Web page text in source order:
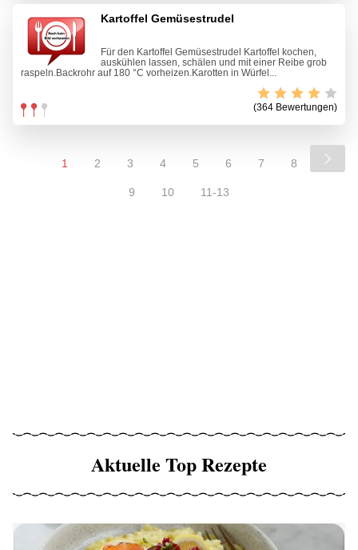
Kartoffel Gemüsestrudel
Für den Kartoffel Gemüsestrudel Kartoffel kochen,
auskühlen lassen, schälen und mit einer Reibe grob
raspeln.Backrohr auf 180 °C vorheizen.Karotten in Würfel...
(364 Bewertungen)
1 2 3 4 5 6 7 8
9 10 11-13
Aktuelle Top Rezepte